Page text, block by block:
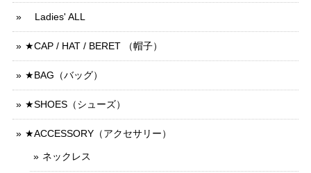
Ladies' ALL
★CAP / HAT / BERET （帽子）
★BAG（バッグ）
★SHOES（シューズ）
★ACCESSORY（アクセサリー）
ネックレス